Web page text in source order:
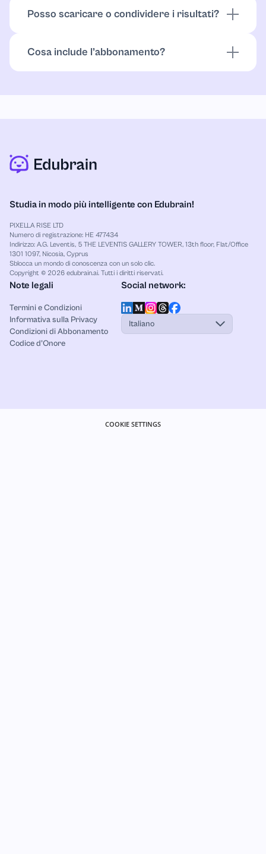
Posso scaricare o condividere i risultati?
Cosa include l’abbonamento?
Studia in modo più intelligente con Edubrain!
PIXELLA RISE LTD
Numero di registrazione: HE 477434
Indirizzo: A.G. Leventis, 5 THE LEVENTIS GALLERY TOWER, 13th floor, Flat/Office
1301 1097, Nicosia, Cyprus
Sblocca un mondo di conoscenza con un solo clic.
Copyright © 2026 edubrain.ai. Tutti i diritti riservati.
Note legali
Termini e Condizioni
Informativa sulla Privacy
Condizioni di Abbonamento
Codice d’Onore
Social network:
Italiano
COOKIE SETTINGS